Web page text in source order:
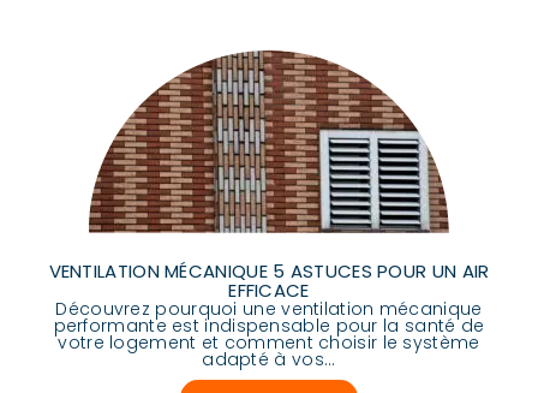
VENTILATION MÉCANIQUE 5 ASTUCES POUR UN AIR
EFFICACE
Découvrez pourquoi une ventilation mécanique
performante est indispensable pour la santé de
votre logement et comment choisir le système
adapté à vos...